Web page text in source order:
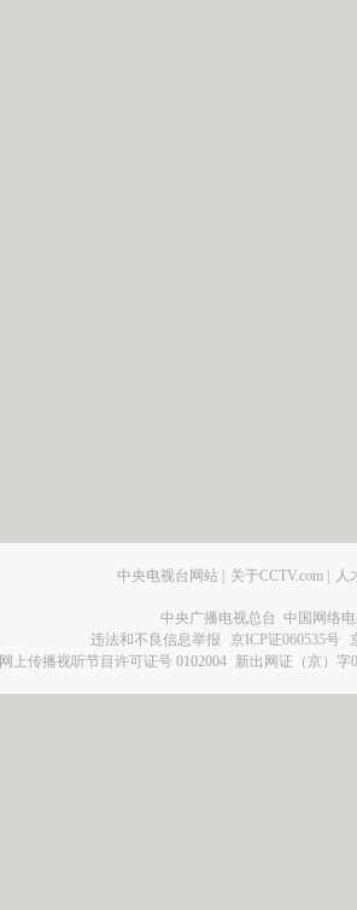
中央电视台网站 关于CCTV.com 人
中央广播电视总台 中国网络
违法和不良信息举报
京ICP证060535号
网上传播视听节目许可证号 0102004 新出网证（京）